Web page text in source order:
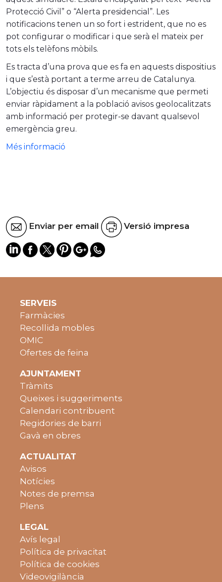
Protecció Civil” o “Alerta presidencial”. Les
notificacions tenen un so fort i estrident, que no es
pot configurar o modificar i que serà el mateix per
tots els telèfons mòbils.
Es tracta d’una prova que es fa en aquests dispositius
i que s’està portant a terme arreu de Catalunya.
L’objectiu és disposar d’un mecanisme que permeti
enviar ràpidament a la població avisos geolocalitzats
amb informació per protegir-se davant qualsevol
emergència greu.
Més informació
Enviar per email Versió impresa
SERVEIS
Farmàcies
Recollida mobles
OMIC
Ofertes de feina
AJUNTAMENT
Tràmits
Queixes i suggeriments
Calendari contribuent
Regidories de barri
Gavà en obres
ACTUALITAT
Avisos
Notícies
Notes de premsa
Plens
LEGAL
Avís legal
Política de privacitat
Política de cookies
Videovigilància